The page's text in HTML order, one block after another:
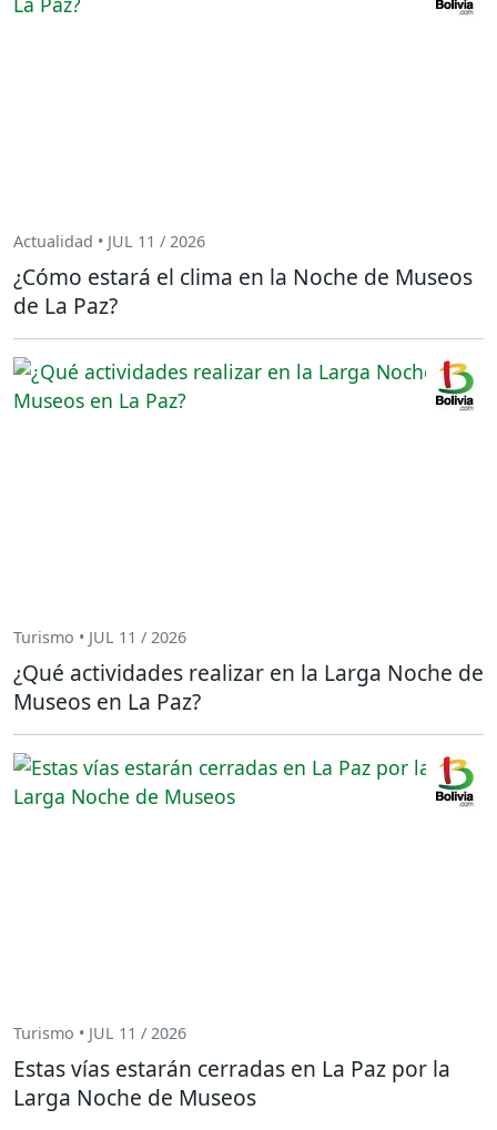
Actualidad • JUL 11 / 2026
¿Cómo estará el clima en la Noche de Museos
de La Paz?
Turismo • JUL 11 / 2026
¿Qué actividades realizar en la Larga Noche de
Museos en La Paz?
Turismo • JUL 11 / 2026
Estas vías estarán cerradas en La Paz por la
Larga Noche de Museos